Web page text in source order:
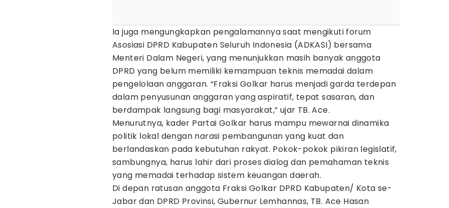
Ia juga mengungkapkan pengalamannya saat mengikuti forum
Asosiasi DPRD Kabupaten Seluruh Indonesia (ADKASI) bersama
Menteri Dalam Negeri, yang menunjukkan masih banyak anggota
DPRD yang belum memiliki kemampuan teknis memadai dalam
pengelolaan anggaran. “Fraksi Golkar harus menjadi garda terdepan
dalam penyusunan anggaran yang aspiratif, tepat sasaran, dan
berdampak langsung bagi masyarakat,” ujar TB. Ace.
Menurutnya, kader Partai Golkar harus mampu mewarnai dinamika
politik lokal dengan narasi pembangunan yang kuat dan
berlandaskan pada kebutuhan rakyat. Pokok-pokok pikiran legislatif,
sambungnya, harus lahir dari proses dialog dan pemahaman teknis
yang memadai terhadap sistem keuangan daerah.
Di depan ratusan anggota Fraksi Golkar DPRD Kabupaten/ Kota se-
Jabar dan DPRD Provinsi, Gubernur Lemhannas, TB. Ace Hasan